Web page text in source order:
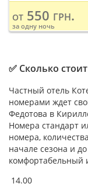
от 550 грн.
за одну ночь
✅ Сколько
Частный отель
номерами ждет
Федотова в
Номера стандарт
номера,
начале сезона и
комфортабельный
14.00